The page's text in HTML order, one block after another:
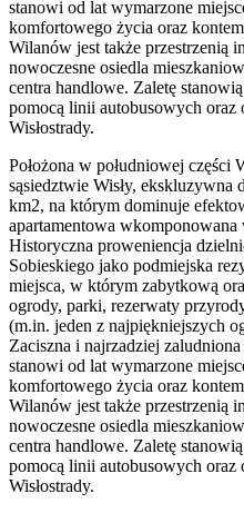
stanowi od lat wymarzone
komfortowego życia oraz
Wilanów jest także przestrzenią
nowoczesne osiedla
centra handlowe. Zaletę
pomocą linii autobusowych oraz
Wisłostrady.
Położona w południowej części
sąsiedztwie Wisły,
km2, na którym dominuje
apartamentowa
Historyczna proweniencja
Sobieskiego jako podmiejska
miejsca, w którym zabytkową
ogrody, parki, rezerwaty
(m.in. jeden z najpiękniejszych
Zaciszna i najrzadziej
stanowi od lat wymarzone
komfortowego życia oraz
Wilanów jest także przestrzenią
nowoczesne osiedla
centra handlowe. Zaletę
pomocą linii autobusowych oraz
Wisłostrady.